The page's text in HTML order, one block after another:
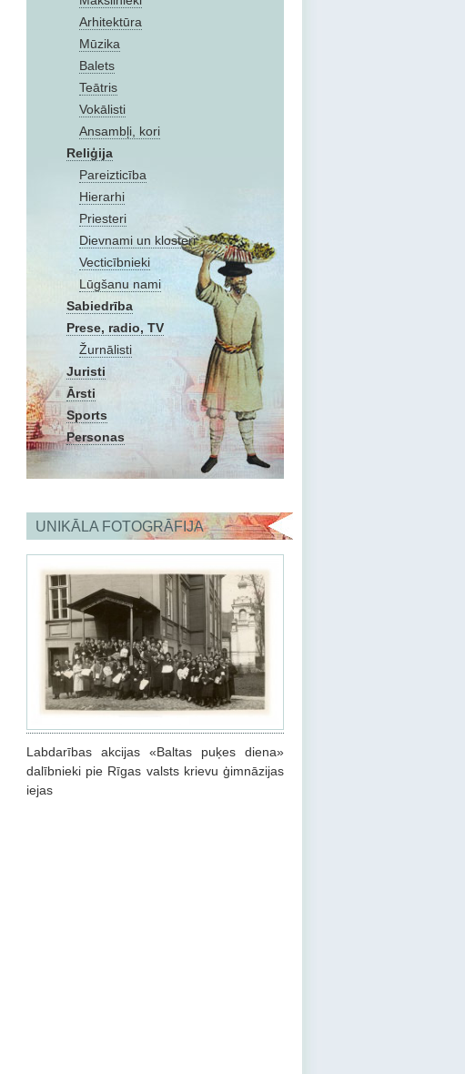
Arhitektūra
Mūzika
Balets
Teātris
Vokālisti
Ansambļi, kori
Reliģija
Pareizticība
Hierarhi
Priesteri
Dievnami un klosteri
Vecticībnieki
Lūgšanu nami
Sabiedrība
Prese, radio, TV
Žurnālisti
Juristi
Ārsti
Sports
Personas
UNIKĀLA FOTOGRĀFIJA
Labdarības akcijas «Baltas puķes diena»
dalībnieki pie Rīgas valsts krievu ģimnāzijas
iejas